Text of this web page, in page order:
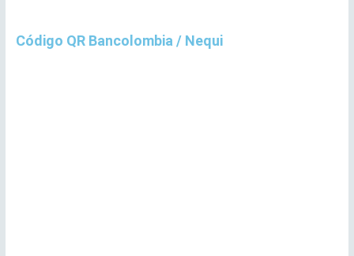
Código QR Bancolombia / Nequi